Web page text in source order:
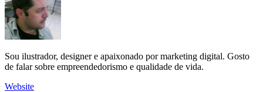
Sou ilustrador, designer e apaixonado por marketing digital. Gosto
de falar sobre empreendedorismo e qualidade de vida.
Website